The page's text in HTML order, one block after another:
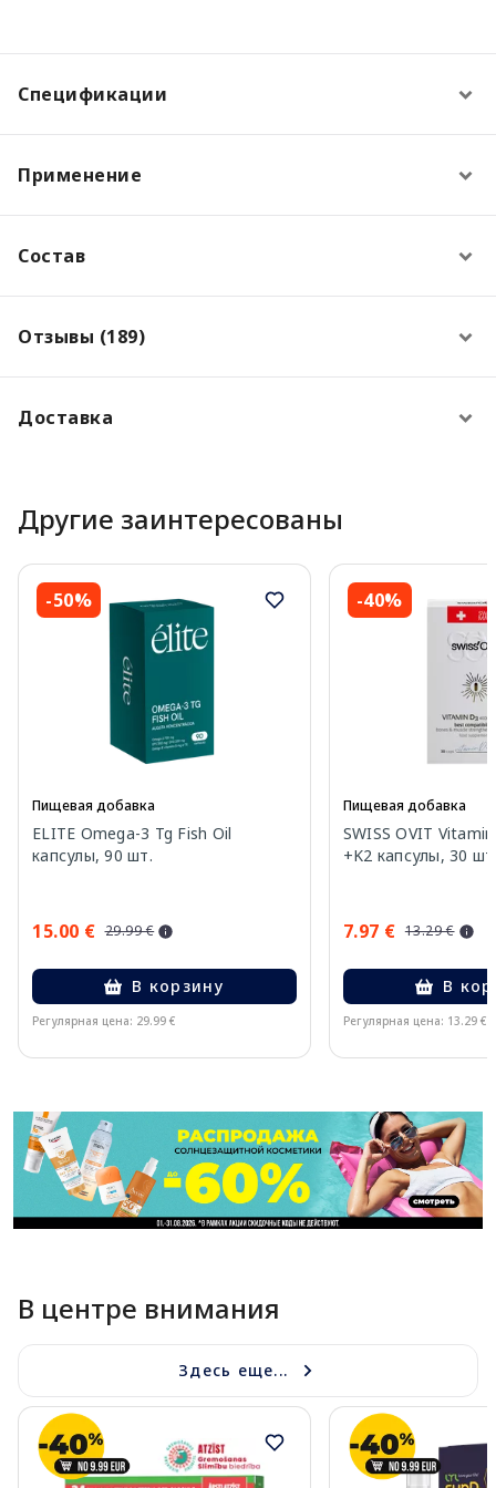
Спецификации
Применение
Состав
Отзывы (189)
Доставка
Другие заинтересованы
-50%
Пищевая добавка
ELITE Omega-3 Tg Fish Oil
капсулы, 90 шт.
15.00 € 29.99 €
В корзину
Регулярная цена: 29.99 €
-40%
Пищевая добавка
SWISS OVIT
+K2 капсулы, 30
7.97 € 13.29 €
В
Регулярная цена: 13.29 €
В центре внимания
Здесь еще...